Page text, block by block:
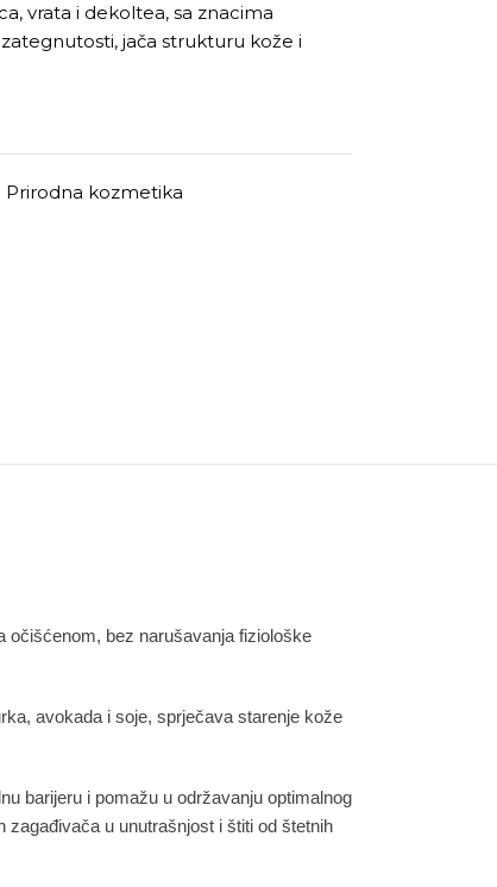
vrata i dekoltea, sa znacima
jača strukturu kože i
Prirodna kozmetika
očišćenom, bez narušavanja fiziološke
avokada i soje, sprječava starenje kože
barijeru i pomažu u održavanju optimalnog
u unutrašnjost i štiti od štetnih